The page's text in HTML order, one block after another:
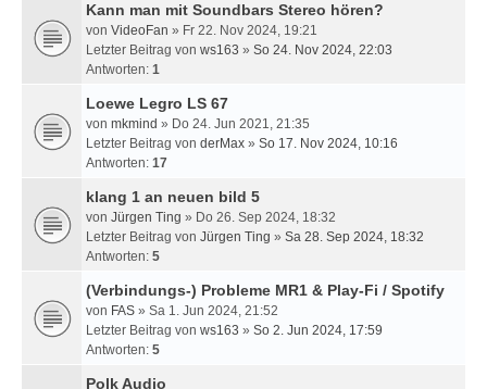
Kann man mit Soundbars Stereo hören?
von VideoFan » Fr 22. Nov 2024, 19:21
Letzter Beitrag von ws163 » So 24. Nov 2024, 22:03
Antworten: 1
Loewe Legro LS 67
von mkmind » Do 24. Jun 2021, 21:35
Letzter Beitrag von derMax » So 17. Nov 2024, 10:16
Antworten: 17
klang 1 an neuen bild 5
von Jürgen Ting » Do 26. Sep 2024, 18:32
Letzter Beitrag von Jürgen Ting » Sa 28. Sep 2024, 18:32
Antworten: 5
(Verbindungs-) Probleme MR1 & Play-Fi / Spotify
von FAS » Sa 1. Jun 2024, 21:52
Letzter Beitrag von ws163 » So 2. Jun 2024, 17:59
Antworten: 5
Polk Audio